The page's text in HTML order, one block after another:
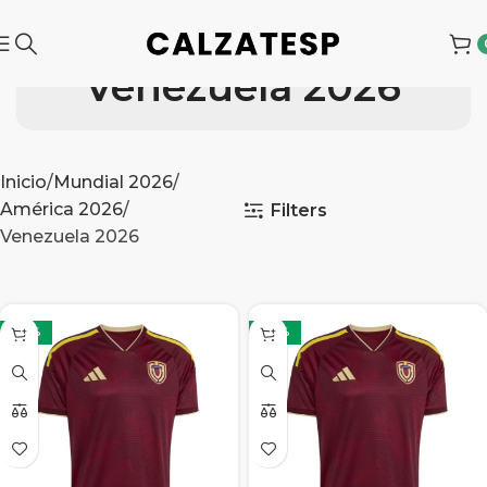
Venezuela 2026
Inicio Mundial 2026
América 2026
Venezuela 2026
Filters
-32% -32%